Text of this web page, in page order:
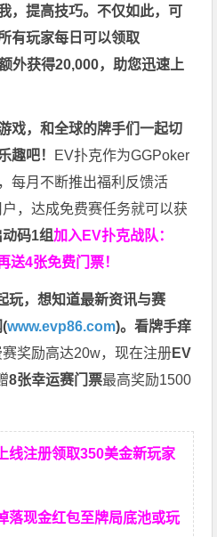
，提高技巧。不仅如此， 可
有玩家每日可以领取
外获得20,000，助您迅速上
戏，和全球的牌手们一起切
趣吧！ EV扑克作为GGPoker
每月不断推出福利反馈活
，达成免费赛任务就可以获
动码1组加入EV扑克战队：
送4张免费门票！
玩，想知道最新资讯与赛
(www.evp86.com)。看牌手痒
奖励高达20w，现在注册EV
8张幸运赛门票最高奖励1500
线注册领取350美金新玩家
落现金红包至牌局底池或玩